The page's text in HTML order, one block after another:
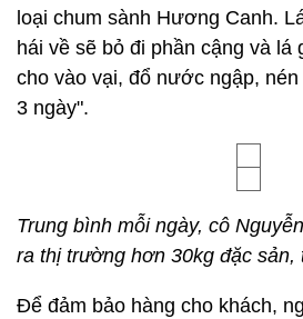
loại chum sành Hương Canh.
hái về sẽ bỏ đi phần cậng và lá
cho vào vại, đổ nước ngập,
3 ngày".
Trung bình mỗi ngày, cô
ra thị trường hơn 30kg đặc sản,
Để đảm bảo hàng cho khách,